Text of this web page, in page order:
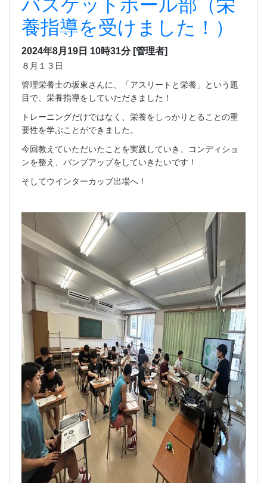
バスケットボール部（栄
養指導を受けました！）
2024年8月19日 10時31分 [管理者]
８月１３日
管理栄養士の坂東さんに、「アスリートと栄養」という題
目で、栄養指導をしていただきました！
トレーニングだけではなく、栄養をしっかりとることの重
要性を学ぶことができました。
今回教えていただいたことを実践していき、コンディショ
ンを整え、バンプアップをしていきたいです！
そしてウインターカップ出場へ！